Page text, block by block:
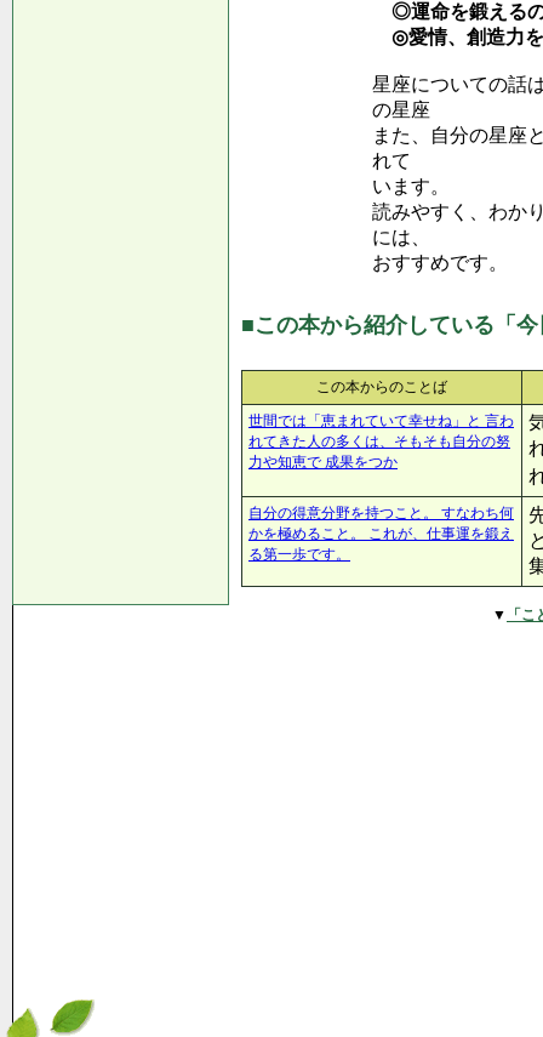
◎運命を鍛える
◎愛情、創造力
星座についての話
の星座
また、自分の星座
れて
います。
読みやすく、わか
には、
おすすめです。
■この本から紹介している「
この本からのことば
世間では「恵まれていて幸せね」と 言わ
れてきた人の多くは、そもそも自分の努
力や知恵で 成果をつか
自分の得意分野を持つこと。 すなわち何
かを極めること。 これが、仕事運を鍛え
る第一歩です。
▼ 「